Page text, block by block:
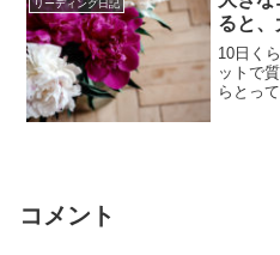
リーディング日記
ると
10日く
ットで
らとっ
コメント